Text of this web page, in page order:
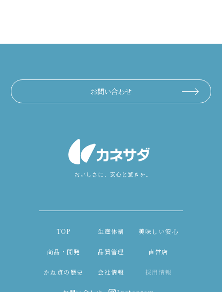
お問い合わせ
TOP 生産体制 美味しい安心
商品・開発 品質管理 直営店
かね貞の歴史 会社情報 採用情報